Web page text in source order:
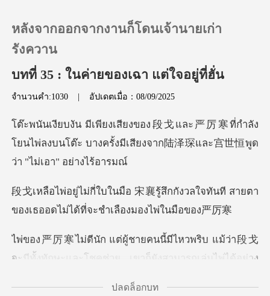
เติมเงิน
ประวัติการอ่าน
ออกจากระบบ
หลังจากออกจากงานก็โดนเจ้านายเก่า
รังควาน
บทที่ 35 : ในค่ายของเฉา แต่ใจอยู่ที่ฮั่น
จำนวนคำ:1030 | อัปเดตเมื่อ：08/09/2025
ที่กำลัง
โยนไพ่ลงบนโต๊ะ บางครั้งมีเสียงจา
้สึกกังวลใจทันที สายตา
ของเธออดไม
วพริบ แม้ว่า段戈
จะมีทั้งทักษะและโชคช่ว
ปลดล็อกบท